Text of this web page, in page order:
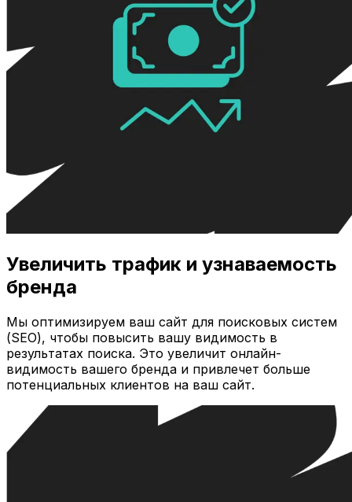
Увеличить трафик и узнаваемость
бренда
Мы оптимизируем ваш сайт для поисковых систем
(SEO), чтобы повысить вашу видимость в
результатах поиска. Это увеличит онлайн-
видимость вашего бренда и привлечет больше
потенциальных клиентов на ваш сайт.